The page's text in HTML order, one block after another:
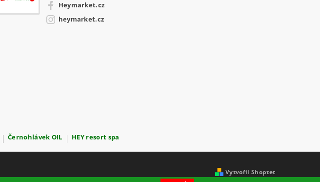
Heymarket.cz
heymarket.cz
| Černohlávek OIL | HEY resort spa
Vytvořil Shoptet